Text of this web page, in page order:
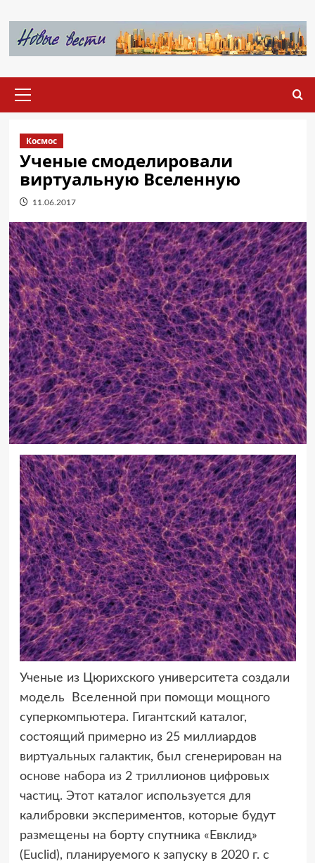
содержимому
меню
Космос
Ученые смоделировали
виртуальную Вселенную
11.06.2017
Ученые из Цюрихского университета создали
модель Вселенной при помощи мощного
суперкомпьютера. Гигантский каталог,
состоящий примерно из 25 миллиардов
виртуальных галактик, был сгенерирован на
основе набора из 2 триллионов цифровых
частиц. Этот каталог используется для
калибровки экспериментов, которые будут
размещены на борту спутника «Евклид»
(Euclid), планируемого к запуску в 2020 г. с